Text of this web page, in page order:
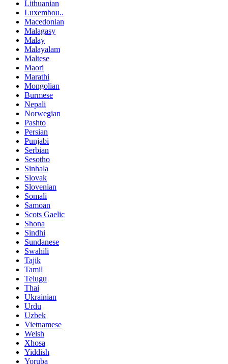
Lithuanian
Luxembou..
Macedonian
Malagasy
Malay
Malayalam
Maltese
Maori
Marathi
Mongolian
Burmese
Nepali
Norwegian
Pashto
Persian
Punjabi
Serbian
Sesotho
Sinhala
Slovak
Slovenian
Somali
Samoan
Scots Gaelic
Shona
Sindhi
Sundanese
Swahili
Tajik
Tamil
Telugu
Thai
Ukrainian
Urdu
Uzbek
Vietnamese
Welsh
Xhosa
Yiddish
Yoruba